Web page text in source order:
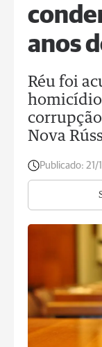
anos
Réu foi
Nova
Publicado: 21/